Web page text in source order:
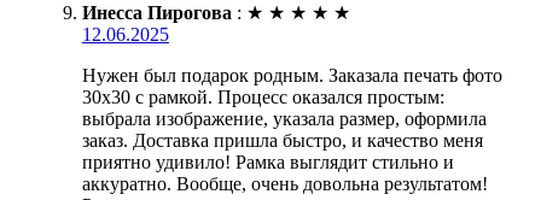
Инесса Пирогова : ★ ★ ★ ★ ★
12.06.2025
Нужен был подарок родным. Заказала печать фото
30х30 с рамкой. Процесс оказался простым:
выбрала изображение, указала размер, оформила
заказ. Доставка пришла быстро, и качество меня
приятно удивило! Рамка выглядит стильно и
аккуратно. Вообще, очень довольна результатом!